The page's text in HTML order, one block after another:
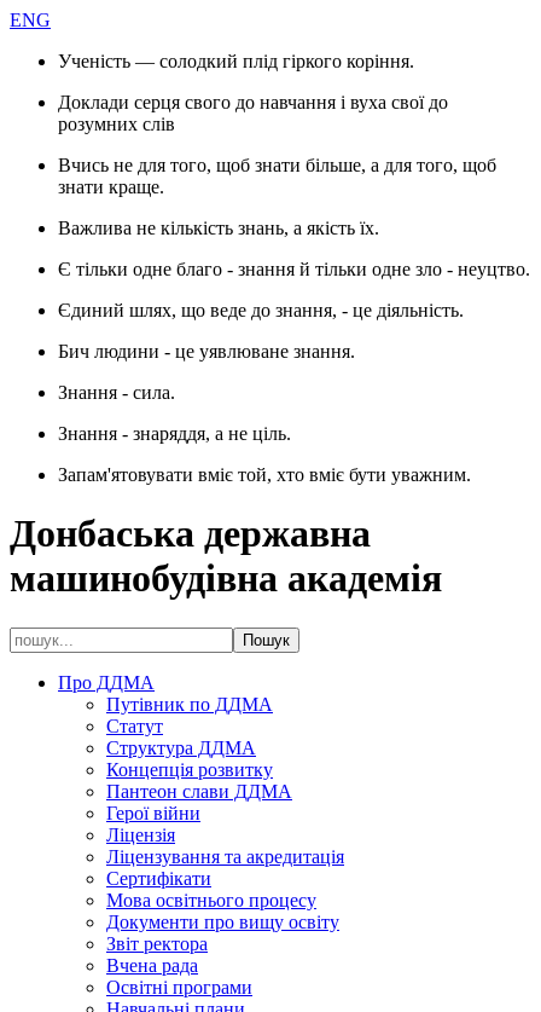
ENG
Ученість — солодкий плід гіркого коріння.
Доклади серця свого до навчання і вуха свої до
розумних слів
Вчись не для того, щоб знати більше, а для того, щоб
знати краще.
Важлива не кількість знань, а якість їх.
Є тільки одне благо - знання й тільки одне зло - неуцтво.
Єдиний шлях, що веде до знання, - це діяльність.
Бич людини - це уявлюване знання.
Знання - сила.
Знання - знаряддя, а не ціль.
Запам'ятовувати вміє той, хто вміє бути уважним.
Донбаська державна
машинобудівна академія
Про ДДМА
Путівник по ДДМА
Статут
Структура ДДМА
Концепція розвитку
Пантеон слави ДДМА
Герої війни
Ліцензія
Ліцензування та акредитація
Сертифікати
Мова освітнього процесу
Документи про вищу освіту
Звіт ректора
Вчена рада
Освітні програми